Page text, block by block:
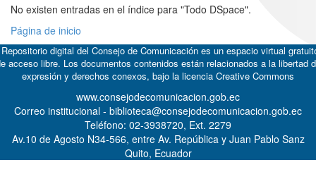
No existen entradas en el índice para "Todo DSpace".
Página de inicio
digital del Consejo de Comunicación es un espacio virtual
acceso libre. Los documentos contenidos están relacionados a la libertad
expresión y derechos conexos, bajo la licencia Creative Commons
www.consejodecomunicacion.gob.ec
Correo institucional - biblioteca@consejodecomunicacion.gob.ec
Teléfono: 02-3938720, Ext. 2279
Av.10 de Agosto N34-566, entre Av. República y Juan Pablo Sanz
Quito, Ecuador